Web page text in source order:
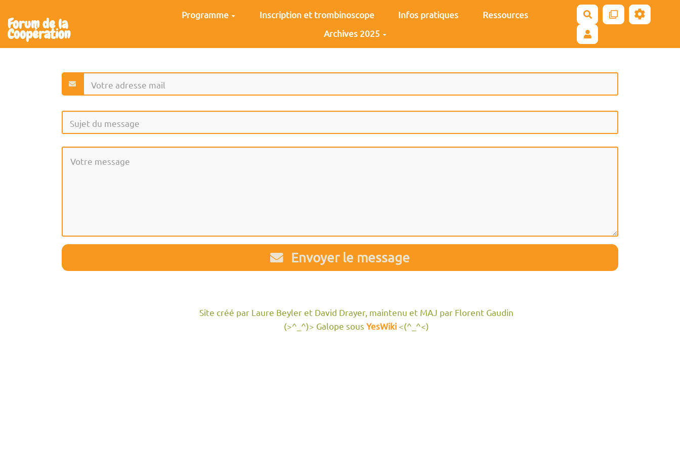
Forum de la
Coopération
Programme Inscription et trombinoscope Infos pratiques
Ressources
Archives 2025
Rechercher
Envoyer le message
Site créé par Laure Beyler et David Drayer, maintenu et MAJ par Florent Gaudin
(>^_^)> Galope sous YesWiki<(^_^<)